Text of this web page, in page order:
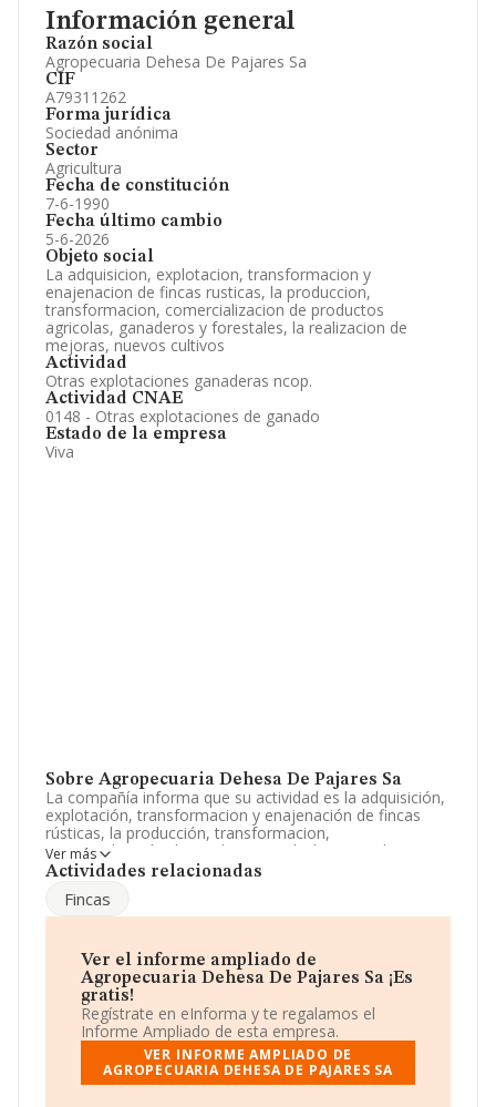
Información general
Razón social
Agropecuaria Dehesa De Pajares Sa
CIF
A79311262
Forma jurídica
Sociedad anónima
Sector
Agricultura
Fecha de constitución
7-6-1990
Fecha último cambio
5-6-2026
Objeto social
La adquisicion, explotacion, transformacion y
enajenacion de fincas rusticas, la produccion,
transformacion, comercializacion de productos
agricolas, ganaderos y forestales, la realizacion de
mejoras, nuevos cultivos
Actividad
Otras explotaciones ganaderas ncop.
Actividad CNAE
0148 - Otras explotaciones de ganado
Estado de la empresa
Viva
Sobre Agropecuaria Dehesa De Pajares Sa
La compañía informa que su actividad es la adquisición,
explotación, transformacion y enajenación de fincas
rústicas, la producción, transformacion,
comercialización de productos agrícolas, ganaderos y
forestales, la realización de mejoras, nuevos cultivos. La
CNAE corresponde a 0148 con código '%cnae%'. No
realiza actividad de importación y/o exportación.
Ha contado con el mismo número de empleados y
atendiendo a los datos disponibles en INFORMA, ese
número ha estado por encima de la media de sector.
Dentro del ranking de empresas elaborado por
INFORMA, atendiendo a los niveles de facturación de la
sociedad, se destaca que: ha perdido hasta 2 puestos
en 2024, pasando del puesto 325 al 327. Éstas son
Ver más
Actividades relacionadas
Fincas
Ver el informe ampliado de
Agropecuaria Dehesa De Pajares Sa ¡Es
gratis!
Regístrate en eInforma y te regalamos el
Informe Ampliado de esta empresa.
VER INFORME AMPLIADO DE
AGROPECUARIA DEHESA DE PAJARES SA
Información oficial y registral complementaria.